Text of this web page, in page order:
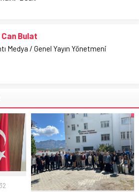
Can Bulat
Medya / Genel Yayın Yönetmeni